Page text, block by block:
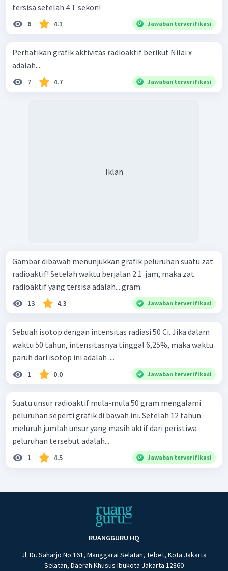
tersisa setelah 4 T sekon!
6 4.1 Jawaban terverifikasi
Perhatikan grafik aktivitas radioaktif berikut Nilai x
adalah....
7 4.7 Jawaban terverifikasi
Iklan
Gambar dibawah menunjukkan grafik peluruhan suatu zat
radioaktif! Setelah waktu berjalan 2 1 ​ jam, maka zat
radioaktif yang tersisa adalah....gram.
13 4.3 Jawaban terverifikasi
Sebuah isotop dengan intensitas radiasi 50 Ci. Jika dalam
waktu 50 tahun, intensitasnya tinggal 6,25%, maka waktu
paruh dari isotop ini adalah ....
1 0.0 Jawaban terverifikasi
Suatu unsur radioaktif mula-mula 50 gram mengalami
peluruhan seperti grafik di bawah ini. Setelah 12 tahun
meluruh jumlah unsur yang masih aktif dari peristiwa
peluruhan tersebut adalah...
1 4.5 Jawaban terverifikasi
RUANGGURU HQ
Jl. Dr. Saharjo No.161, Manggarai Selatan, Tebet, Kota Jakarta
Selatan, Daerah Khusus Ibukota Jakarta 12860